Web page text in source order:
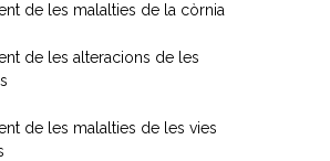
de les malalties de la còrnia
de les alteracions de les
de les malalties de les vies